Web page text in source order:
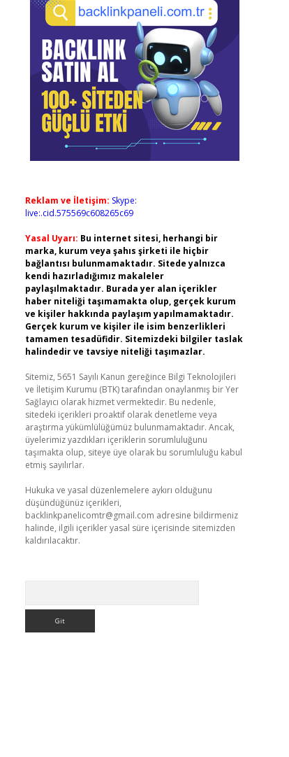
Reklam ve İletişim: Skype:
live:.cid.575569c608265c69
Yasal Uyarı: Bu internet sitesi, herhangi bir
marka, kurum veya şahıs şirketi ile hiçbir
bağlantısı bulunmamaktadır. Sitede yalnızca
kendi hazırladığımız makaleler
paylaşılmaktadır. Burada yer alan içerikler
haber niteliği taşımamakta olup, gerçek kurum
ve kişiler hakkında paylaşım yapılmamaktadır.
Gerçek kurum ve kişiler ile isim benzerlikleri
tamamen tesadüfidir. Sitemizdeki bilgiler taslak
halindedir ve tavsiye niteliği taşımazlar.
Sitemiz, 5651 Sayılı Kanun gereğince Bilgi Teknolojileri
ve İletişim Kurumu (BTK) tarafından onaylanmış bir Yer
Sağlayıcı olarak hizmet vermektedir. Bu nedenle,
sitedeki içerikleri proaktif olarak denetleme veya
araştırma yükümlülüğümüz bulunmamaktadır. Ancak,
üyelerimiz yazdıkları içeriklerin sorumluluğunu
taşımakta olup, siteye üye olarak bu sorumluluğu kabul
etmiş sayılırlar.
Hukuka ve yasal düzenlemelere aykırı olduğunu
düşündüğünüz içerikleri,
backlinkpanelicomtr@gmail.com adresine bildirmeniz
halinde, ilgili içerikler yasal süre içerisinde sitemizden
kaldırılacaktır.